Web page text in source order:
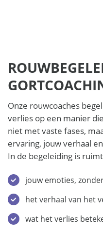
Onze rouwcoaches
verlies op een manier
niet met vaste fases,
ervaring, jouw verhaal
In de begeleiding is
jouw emoties,
het verhaal van het
wat het verlies